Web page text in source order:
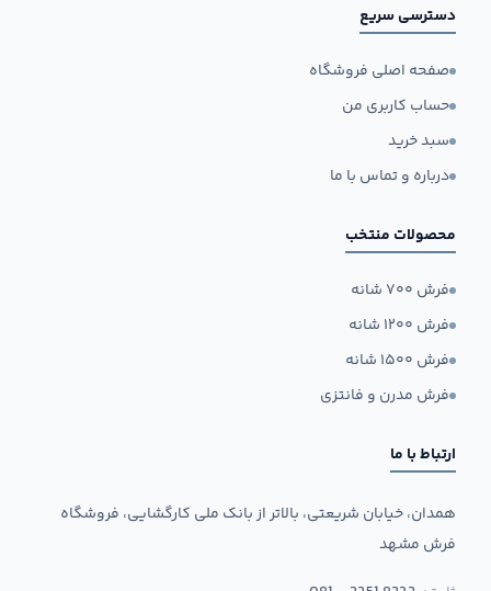
دسترسی سریع
صفحه اصلی فروشگاه
حساب کاربری من
سبد خرید
درباره و تماس با ما
محصولات منتخب
فرش ۷۰۰ شانه
فرش ۱۲۰۰ شانه
فرش ۱۵۰۰ شانه
فرش مدرن و فانتزی
ارتباط با ما
همدان، خیابان شریعتی، بالاتر از بانک ملی کارگشایی، فروشگاه
فرش مشهد